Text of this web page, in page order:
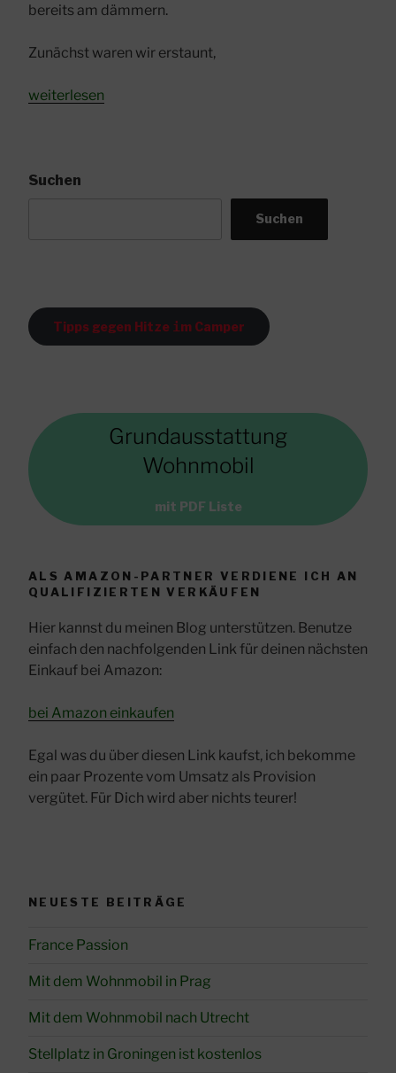
bereits am dämmern.
Zunächst waren wir erstaunt,
„Landschaftspark
Wohnmobil“
weiterlesen
Suchen
Suchen
Tipps gegen Hitze im Camper
Grundausstattung
Wohnmobil
mit PDF Liste
ALS AMAZON-PARTNER VERDIENE ICH AN
QUALIFIZIERTEN VERKÄUFEN
Hier kannst du meinen Blog unterstützen. Benutze
einfach den nachfolgenden Link für deinen nächsten
Einkauf bei Amazon:
bei Amazon einkaufen
Egal was du über diesen Link kaufst, ich bekomme
ein paar Prozente vom Umsatz als Provision
vergütet. Für Dich wird aber nichts teurer!
NEUESTE BEITRÄGE
France Passion
Mit dem Wohnmobil in Prag
Mit dem Wohnmobil nach Utrecht
Stellplatz in Groningen ist kostenlos